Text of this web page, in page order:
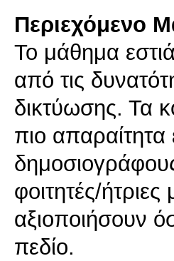
Περιεχόμενο
Το μάθημα
από τις
δικτύωσης. Τα
πιο
φοιτητές/
αξιοποιήσουν
πεδίο.